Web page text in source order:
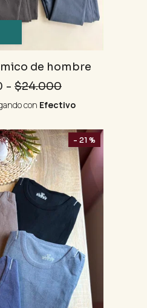
de hombre
- $24.000
con Efectivo
- 21 %